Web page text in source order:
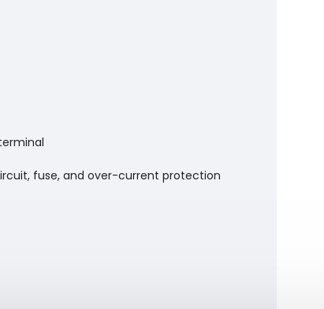
fuse, and over-current protection